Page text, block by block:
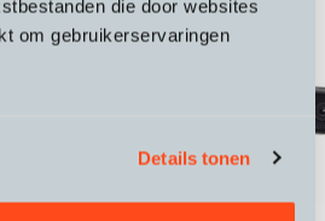
die door websites
om gebruikerservaringen
Details tonen